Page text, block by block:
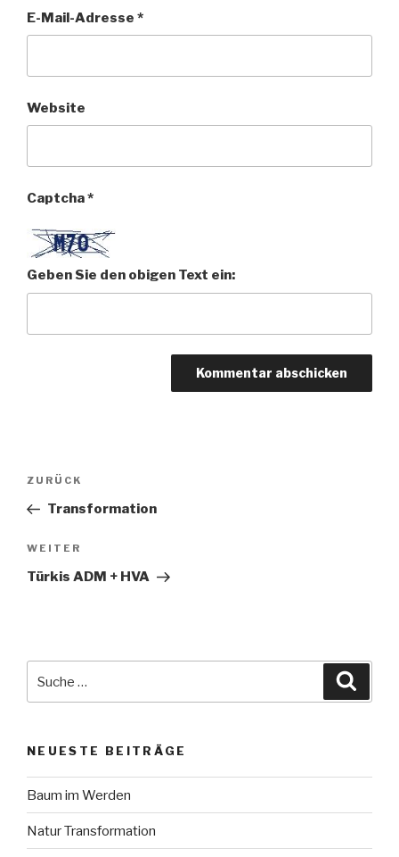
E-Mail-Adresse *
Website
Captcha*
Geben Sie den obigen Text ein:
Beitragsnavigation
Vorheriger
Beitrag
ZURÜCK
Transformation
Nächster
Beitrag
WEITER
Türkis ADM + HVA
NEUESTE BEITRÄGE
Baum im Werden
Natur Transformation